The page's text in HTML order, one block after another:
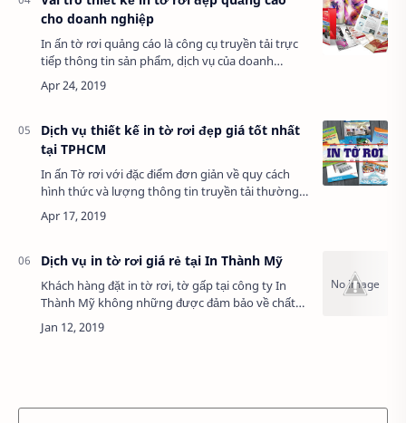
cho doanh nghiệp
In ấn tờ rơi quảng cáo là công cụ truyền tải trực
tiếp thông tin sản phẩm, dịch vụ của doanh
nghiệp tới người tiêu dùng. Tờ rơi quảng cáo còn
hỗ trợ các chi nhánh, đại lý trong việ…
Dịch vụ thiết kế in tờ rơi đẹp giá tốt nhất
tại TPHCM
In ấn Tờ rơi với đặc điểm đơn giản về quy cách
hình thức và lượng thông tin truyền tải thường
ngắn gọn nhưng đầy đủ. In Tờ rơi với đặc điểm
đơn giản về quy cách hình thức và lượn…
Dịch vụ in tờ rơi giá rẻ tại In Thành Mỹ
Khách hàng đặt in tờ rơi, tờ gấp tại công ty In
Thành Mỹ không những được đảm bảo về chất
lượng in ấn sắc nét, quy cách chuẩn mà còn được
hưởng giá in tờ rơi rẻ nhất TPHCM cùng nhi…